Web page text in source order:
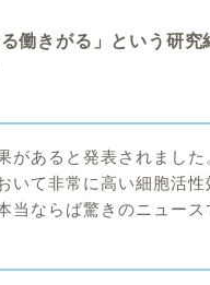
働きがる」という研究
があると発表されました
いて非常に高い細胞活性
当ならば驚きのニュース